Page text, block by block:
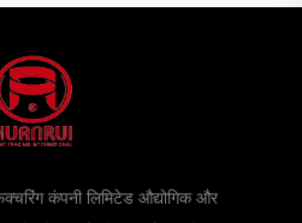
कंपनी लिमिटेड औद्योगिक और